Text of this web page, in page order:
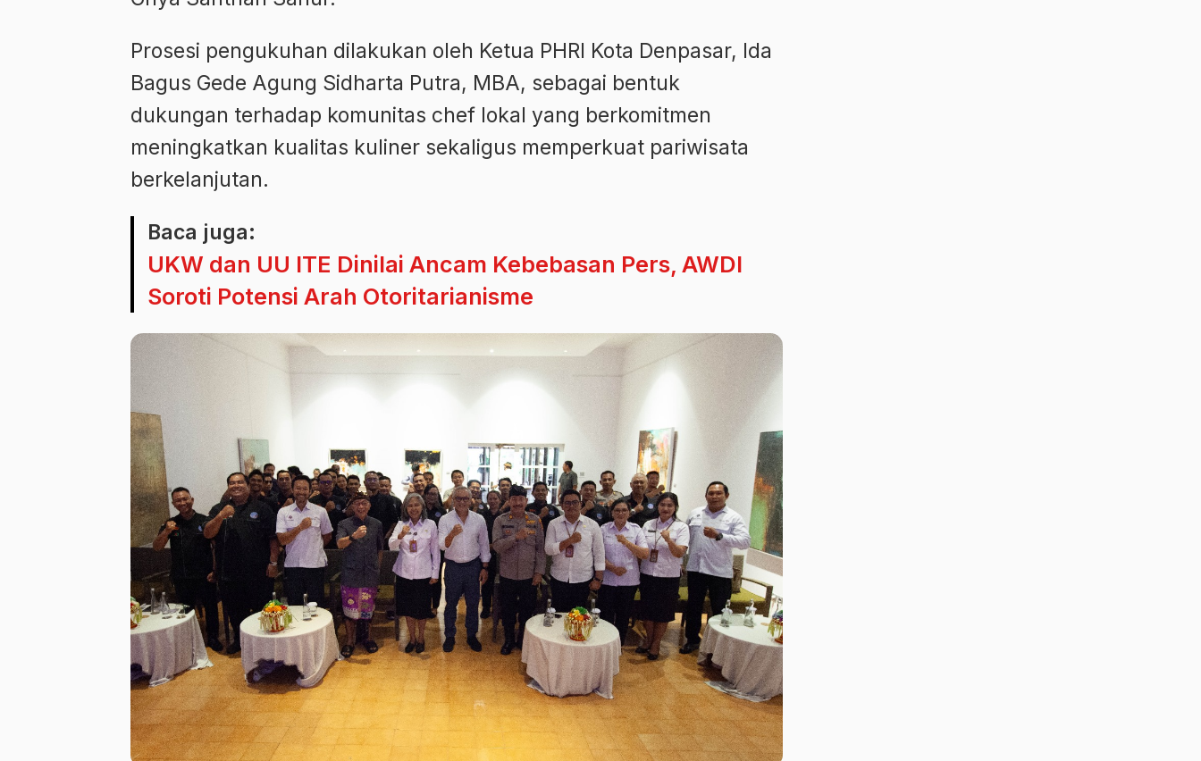
Prosesi pengukuhan dilakukan oleh Ketua PHRI Kota Denpasar, Ida
Bagus Gede Agung Sidharta Putra, MBA, sebagai bentuk
dukungan terhadap komunitas chef lokal yang berkomitmen
meningkatkan kualitas kuliner sekaligus memperkuat pariwisata
berkelanjutan.
Baca juga:
UKW dan UU ITE Dinilai Ancam Kebebasan Pers, AWDI
Soroti Potensi Arah Otoritarianisme